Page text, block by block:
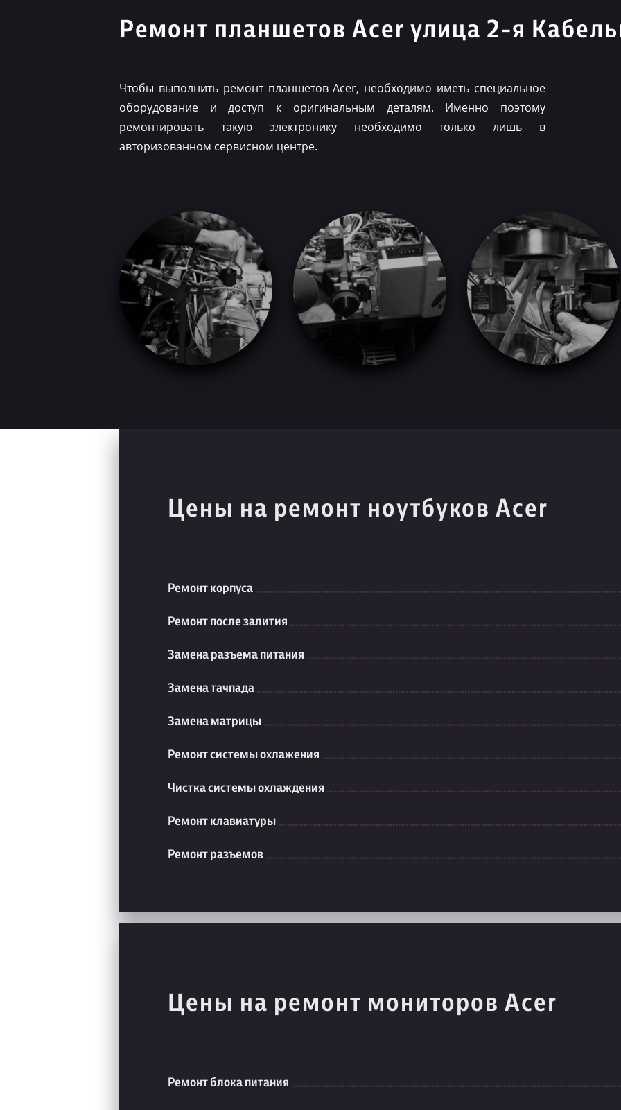
Ремонт планшетов Acer улица 2-я
Чтобы выполнить ремонт планшетов Acer, необходимо иметь специальное
оборудование и доступ к оригинальным деталям. Именно поэтому
ремонтировать такую электронику необходимо только лишь в
авторизованном сервисном центре.
Цены на ремонт ноутбуков Acer
Ремонт корпуса
Ремонт после залития
Замена разъема питания
Замена тачпада
Замена матрицы
Ремонт системы охлажения
Чистка системы охлаждения
Ремонт клавиатуры
Ремонт разъемов
Цены на ремонт мониторов Acer
Ремонт блока питания